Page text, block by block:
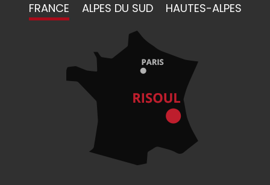
FRANCE ALPES DU SUD HAUTES-ALPES